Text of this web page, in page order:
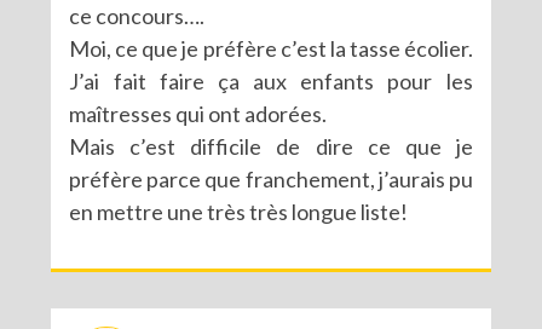
ce concours….
Moi, ce que je préfère c’est la tasse écolier.
J’ai fait faire ça aux enfants pour les
maîtresses qui ont adorées.
Mais c’est difficile de dire ce que je
préfère parce que franchement, j’aurais pu
en mettre une très très longue liste!